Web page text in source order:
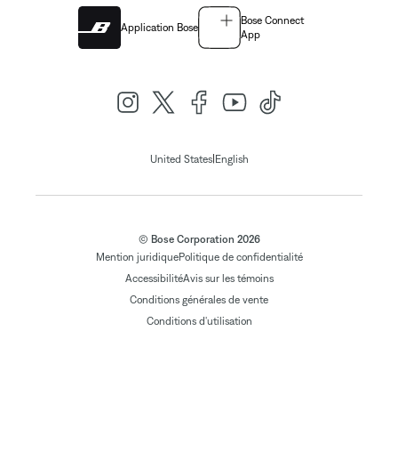
Application Bose
Bose Connect
App
United States| English
© Bose Corporation 2026
Mention juridiquePolitique de confidentialité
AccessibilitéAvis sur les témoins
Conditions générales de vente
Conditions d'utilisation